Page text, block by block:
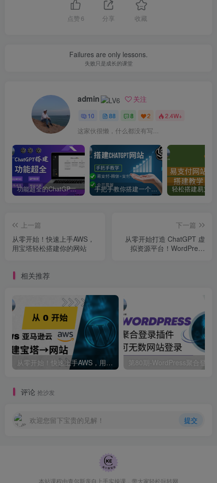
点赞 6 分享 收藏
Failures are only lessons.
失败只是成长的课堂
admin 关注
10 88 8 2 2.4W+
这家伙很懒，什么都没有写...
功能超全的ChatGPT网站搭建教学-支持Midjourney绘画+GPT4/GPT0613+角色设定 手把手教你搭建一个ChatGPT聊天网站-支持会员套餐和易
上一篇
从零开始！快速上手AWS，
用宝塔轻松搭建你的网站
下一篇
从零开始打造 ChatGPT 虚
拟资源平台！WordPress
相关推荐
从零开始！快速上手AWS，用宝塔轻松搭建你的网站
评论 抢沙发
欢迎您留下宝贵的见解！ 提交
本站课程由查尔斯亲自上手实操课，带大家轻松玩转网